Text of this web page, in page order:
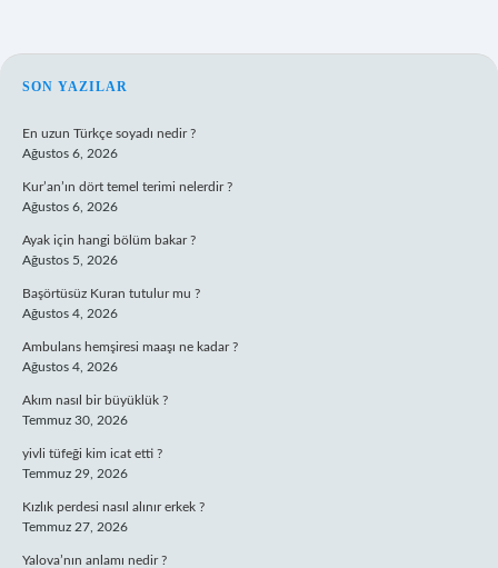
SIDEBAR
SON YAZILAR
En uzun Türkçe soyadı nedir ?
Ağustos 6, 2026
Kur’an’ın dört temel terimi nelerdir ?
Ağustos 6, 2026
Ayak için hangi bölüm bakar ?
Ağustos 5, 2026
Başörtüsüz Kuran tutulur mu ?
Ağustos 4, 2026
Ambulans hemşiresi maaşı ne kadar ?
Ağustos 4, 2026
Akım nasıl bir büyüklük ?
Temmuz 30, 2026
yivli tüfeği kim icat etti ?
Temmuz 29, 2026
Kızlık perdesi nasıl alınır erkek ?
Temmuz 27, 2026
Yalova’nın anlamı nedir ?